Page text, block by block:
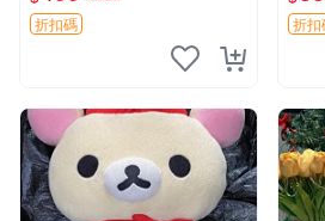
折扣碼
折扣